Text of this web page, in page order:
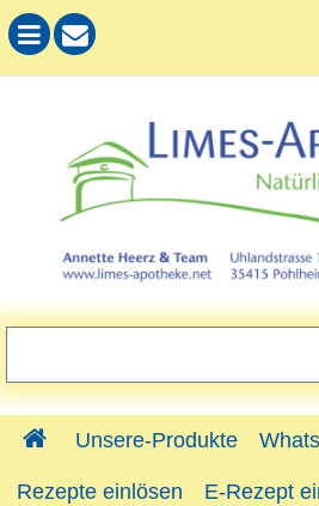
Unsere-Produkte
Rezepte einlösen E-Rezept